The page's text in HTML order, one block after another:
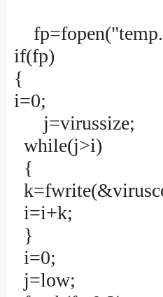
if(fp)
{
i=0;
j=virussize;
while(j>i)
{
i=i+k;
}
i=0;
j=low;